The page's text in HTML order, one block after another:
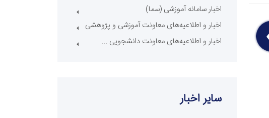
اخبار سامانه آموزشی (سما)
اخبار و اطلاعیه‌های معاونت آموزشی و پژوهشی
اخبار و اطلاعیه‌های معاونت دانشجویی ...
سایر اخبار